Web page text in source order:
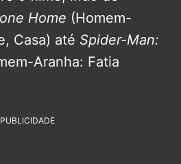
Home (Homem-
Casa) até Spider-Man:
Aranha: Fatia
PUBLICIDADE